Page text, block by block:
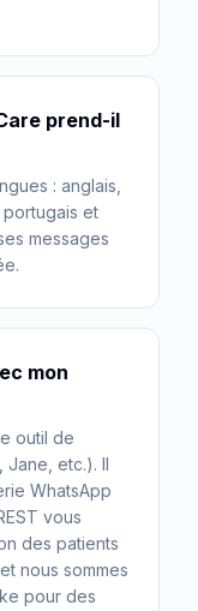
prend-il
: anglais,
et
messages
mon
outil de
Jane, etc.). Il
WhatsApp
vous
des patients
nous sommes
pour des